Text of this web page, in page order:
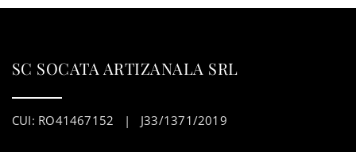
SC SOCATA ARTIZANALA SRL
CUI: RO41467152 | J33/1371/2019